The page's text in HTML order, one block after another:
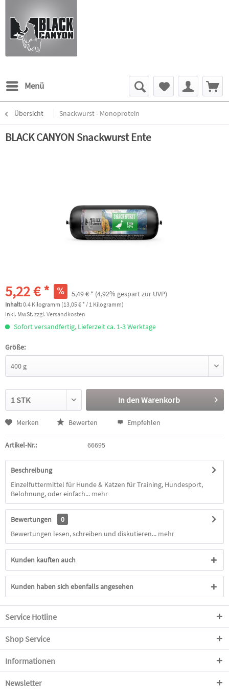
Menü
Übersicht Snackwurst - Monoprotein
BLACK CANYON Snackwurst Ente
5,22 € * 5,49 € * (4,92% gespart zur UVP)
Inhalt:0.4 Kilogramm (13,05 € * / 1 Kilogramm)
inkl. MwSt. zzgl. Versandkosten
Sofort versandfertig, Lieferzeit ca. 1-3 Werktage
Größe:
In den Warenkorb
Merken Bewerten Empfehlen
Artikel-Nr.: 66695
Beschreibung
Einzelfuttermittel für Hunde & Katzen für Training, Hundesport,
Belohnung, oder einfach... mehr
Bewertungen
0
Bewertungen lesen, schreiben und diskutieren... mehr
Kunden kauften auch
Kunden haben sich ebenfalls angesehen
Service Hotline
Shop Service
Informationen
Newsletter